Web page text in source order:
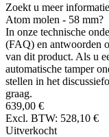
Zoekt u meer
Atom molen - 58 mm?
In onze technische
(FAQ) en antwoorden
van dit product. Als u
automatische tamper
stellen in het
graag.
639,00 €
Excl. BTW: 528,10 €
Uitverkocht